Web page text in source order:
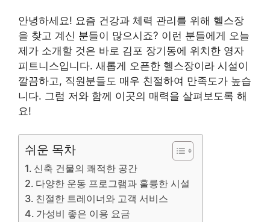
안녕하세요! 요즘 건강과 체력 관리를 위해 헬스장
을 찾고 계신 분들이 많으시죠? 이런 분들에게 오늘
제가 소개할 것은 바로 김포 장기동에 위치한 영자
피트니스입니다. 새롭게 오픈한 헬스장이라 시설이
깔끔하고, 직원분들도 매우 친절하여 만족도가 높습
니다. 그럼 저와 함께 이곳의 매력을 살펴보도록 해
요!
쉬운 목차
신축 건물의 쾌적한 공간
다양한 운동 프로그램과 훌륭한 시설
친절한 트레이너와 고객 서비스
가성비 좋은 이용 요금